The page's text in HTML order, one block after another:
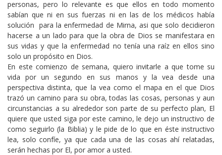
personas, pero lo relevante es que ellos en todo momento
sabían que ni en sus fuerzas ni en las de los médicos había
solución para la enfermedad de Mirna, asi que solo decidieron
hacerse a un lado para que la obra de Dios se manifestara en
sus vidas y que la enfermedad no tenía una raíz en ellos sino
solo un propósito en Dios.
En este comienzo de semana, quiero invitarle a que tome su
vida por un segundo en sus manos y la vea desde una
perspectiva distinta, que la vea como el mapa en el que Dios
trazó un camino para su obra, todas las cosas, personas y aun
circunstancias a su alrededor son parte de su perfecto plan, El
quiere que usted siga por este camino, le dejo un instructivo de
como seguirlo (la Biblia) y le pide de lo que en éste instructivo
lea, solo confíe, ya que cada una de las cosas ahí relatadas,
serán hechas por El, por amor a usted.